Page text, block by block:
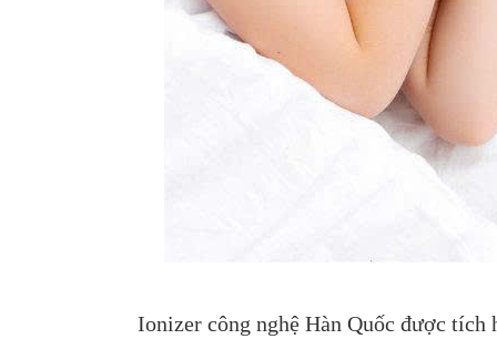
Ionizer công nghệ Hàn Quốc được tích
Quạt hút âm trần
Nanoco NMV1421
Quạt trần
Chinghai SF2001
1,100,000
1,060,000 VNĐ